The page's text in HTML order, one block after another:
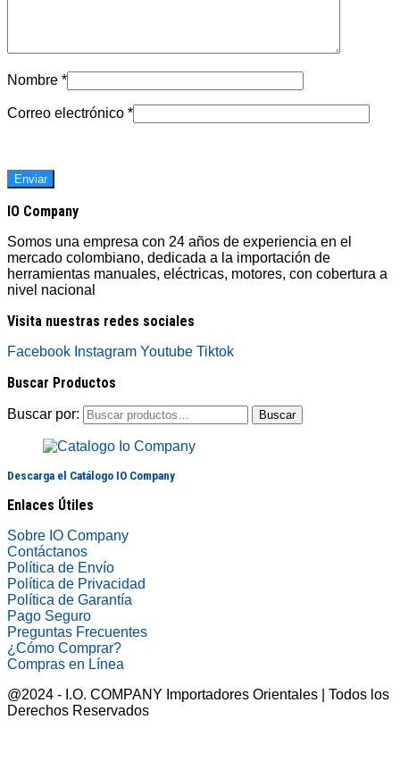
Nombre *
Correo electrónico *
IO Company
Somos una empresa con 24 años de experiencia en el
mercado colombiano, dedicada a la importación de
herramientas manuales, eléctricas, motores, con cobertura a
nivel nacional
Visita nuestras redes sociales
Facebook Instagram Youtube Tiktok
Buscar Productos
Buscar por: Buscar
Descarga el Catálogo IO Company
Enlaces Útiles
Sobre IO Company
Contáctanos
Política de Envío
Política de Privacidad
Política de Garantía
Pago Seguro
Preguntas Frecuentes
¿Cómo Comprar?
Compras en Línea
@2024 - I.O. COMPANY Importadores Orientales | Todos los
Derechos Reservados